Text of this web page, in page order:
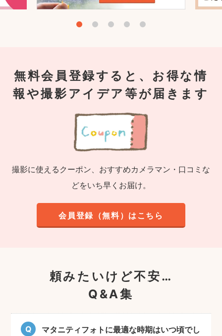
無料会員登録すると、お得な情
報や撮影アイデア等が届きます
撮影に使えるクーポン、おすすめカメラマン・口コミな
どをいち早くお届け。
会員登録（無料）はこちら
頼みたいけど不安…
Q&A集
マタニティフォトに最適な時期はいつ頃でし